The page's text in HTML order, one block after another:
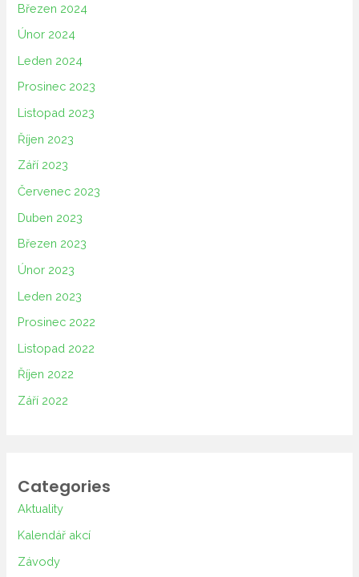
Březen 2024
Únor 2024
Leden 2024
Prosinec 2023
Listopad 2023
Říjen 2023
Září 2023
Červenec 2023
Duben 2023
Březen 2023
Únor 2023
Leden 2023
Prosinec 2022
Listopad 2022
Říjen 2022
Září 2022
Categories
Aktuality
Kalendář akcí
Závody